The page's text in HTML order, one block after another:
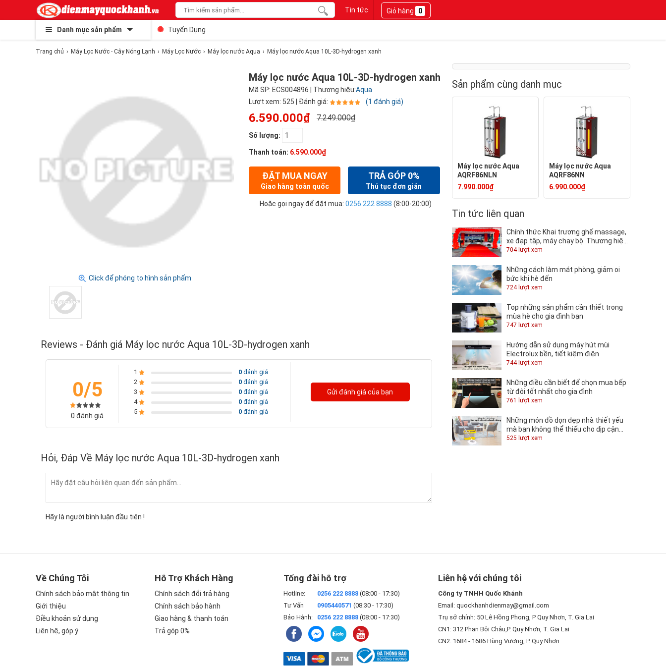
Tin tức Giỏ hàng 0
Danh mục sản phẩm Tuyển Dụng
Trang chủ Máy Lọc Nước - Cây Nóng Lạnh Máy Lọc Nước Máy lọc nước Aqua Máy lọc nước Aqua 10L-3D-hydrogen xanh
Click để phóng to hình sản phẩm
Máy lọc nước Aqua 10L-3D-hydrogen xanh
Mã SP: ECS004896 | Thương hiệu:Aqua
Lượt xem: 525 | Đánh giá:
(1 đánh giá)
6.590.000₫ 7.249.000₫
Số lượng:
Thanh toán: 6.590.000₫
ĐẶT MUA NGAY
Giao hàng toàn quốc
TRẢ GÓP 0%
Thủ tục đơn giản
Hoặc gọi ngay để đặt mua: 0256 222 8888 (8:00-20:00)
Reviews - Đánh giá Máy lọc nước Aqua 10L-3D-hydrogen xanh
0/5
0 đánh giá
1 0đánh giá
2
0đánh giá
3
0đánh giá
4
0đánh giá
5
0đánh giá
Gửi đánh giá của bạn
Hỏi, Đáp Về Máy lọc nước Aqua 10L-3D-hydrogen xanh
Hãy là người bình luận đầu tiên !
Sản phẩm cùng danh mục
Máy lọc nước Aqua
AQRF86NLN
7.990.000₫
Máy lọc nước Aqua
AQRF86NN
6.990.000₫
Tin tức liên quan
Chính thức Khai trương ghế massage,
xe đạp tập, máy chạy bộ. Thương hiệu
TOSHIKO tại QUỐC KHÁNH.
704 lượt xem
Những cách làm mát phòng, giảm oi
bức khi hè đến
724 lượt xem
Top những sản phẩm cần thiết trong
mùa hè cho gia đình bạn
747 lượt xem
Hướng dẫn sử dụng máy hút mùi
Electrolux bền, tiết kiệm điện
744 lượt xem
Những điều cần biết để chọn mua bếp
từ đôi tốt nhất cho gia đình
761 lượt xem
Những món đồ dọn dẹp nhà thiết yếu
mà bạn không thể thiếu cho dịp cận
Tết
525 lượt xem
Về Chúng Tôi
Chính sách bảo mật thông tin
Giới thiệu
Điều khoản sử dụng
Liên hệ, góp ý
Hỗ Trợ Khách Hàng
Chính sách đổi trả hàng
Chính sách bảo hành
Giao hàng & thanh toán
Trả góp 0%
Tổng đài hỗ trợ
Hotline: 0256 222 8888 (08:00 - 17:30)
Tư Vấn
0905440571 (08:30 - 17:30)
Bảo Hành:
0256 222 8888 (08:00 - 17:30)
Liên hệ với chúng tôi
Công ty TNHH Quốc Khánh
Email: quockhanhdienmay@gmail.com
Trụ sở chính: 50 Lê Hồng Phong, P Quy Nhơn, T. Gia Lai
CN1: 312 Phan Bội Châu,P. Quy Nhơn, T. Gia Lai
CN2: 1684 - 1686 Hùng Vương, P. Quy Nhơn